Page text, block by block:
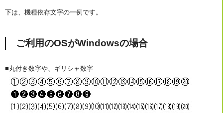
下は、機種依存文字の一例です。
ご利用のOSがWindowsの場合
■丸付き数字や、ギリシャ数字